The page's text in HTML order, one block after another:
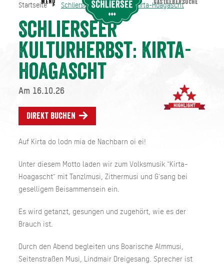
Startseite Schlierseer Kulturherbst: Kirta-Hoagascht
Schlierseer
Kulturherbst: Kirta-
Hoagascht
Am 16.10.26
Direkt buchen
Auf Kirta do lodn mia de Nachbarn oi ei!
Unter diesem Motto laden wir zum Volksmusik "Kirta-
Hoagascht" mit Tanzlmusi, Zithermusi und G'sang bei
geselligem Beisammensein ein.
Es wird getanzt, gesungen und zugehört, wie es der
Brauch ist.
Durch den Abend begleiten uns Boarische Almmusi,
Seitenstraßen Musi, Lindmair Dreigesang. Sprecher ist
Startseite Schlierseer Kulturherbst: Kirta-Hoagascht
MENU GASTGEBERSUCHE